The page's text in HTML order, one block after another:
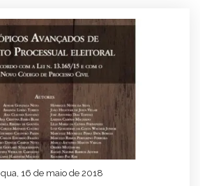
qua, 16 de maio de 2018